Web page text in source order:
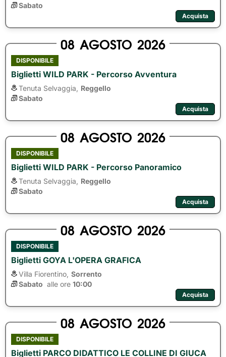
Sabato
Acquista
08 AGOSTO 2026
DISPONIBILE
Biglietti WILD PARK - Percorso Avventura
Tenuta Selvaggia,
Reggello
Sabato
Acquista
08 AGOSTO 2026
DISPONIBILE
Biglietti WILD PARK - Percorso Panoramico
Tenuta Selvaggia,
Reggello
Sabato
Acquista
08 AGOSTO 2026
DISPONIBILE
Biglietti GOYA L'OPERA GRAFICA
Villa Fiorentino, Sorrento
Sabato alle ore 10:00
Acquista
08 AGOSTO 2026
DISPONIBILE
Biglietti PARCO DIDATTICO LE COLLINE DI GIUCA